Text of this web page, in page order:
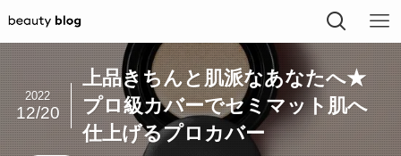
上品きちんと肌派なあなたへ★
プロ級カバーでセミマット肌へ
仕上げるプロカバー
2022
12/20